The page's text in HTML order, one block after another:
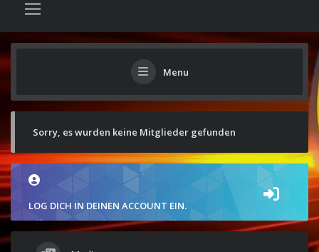
Menu
Sorry, es wurden keine Mitglieder gefunden
LOG DICH IN DEINEN ACCOUNT EIN.